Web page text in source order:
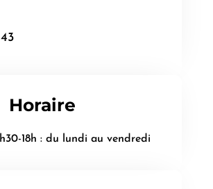
Horaire
18h : du lundi au vendredi